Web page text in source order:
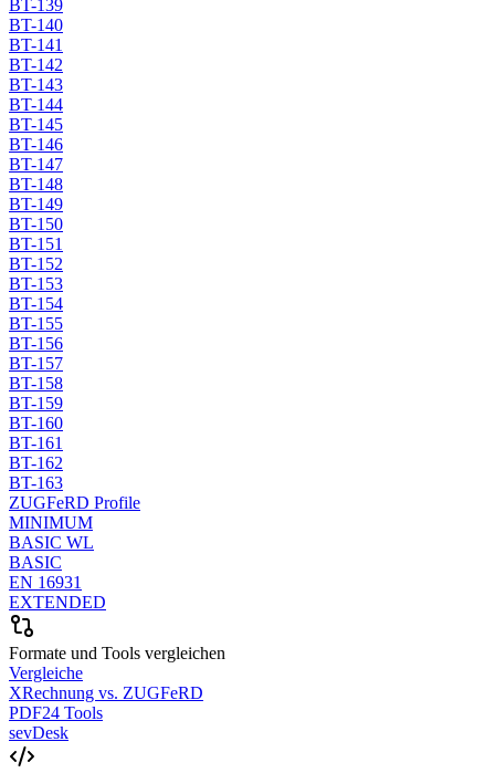
BT-139
BT-140
BT-141
BT-142
BT-143
BT-144
BT-145
BT-146
BT-147
BT-148
BT-149
BT-150
BT-151
BT-152
BT-153
BT-154
BT-155
BT-156
BT-157
BT-158
BT-159
BT-160
BT-161
BT-162
BT-163
ZUGFeRD Profile
MINIMUM
BASIC WL
BASIC
EN 16931
EXTENDED
Formate und Tools vergleichen
Vergleiche
XRechnung vs. ZUGFeRD
PDF24 Tools
sevDesk